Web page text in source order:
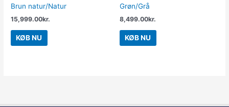
Brun natur/Natur
15,999.00kr.
KØB NU
Grøn/Grå
8,499.00kr.
KØB NU